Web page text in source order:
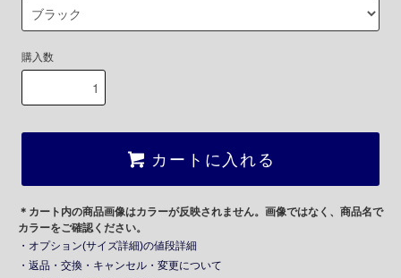
購入数
カートに入れる
＊カート内の商品画像はカラーが反映されません。画像ではなく、商品名で
カラーをご確認ください。
・オプション(サイズ詳細)の値段詳細
・返品・交換・キャンセル・変更について